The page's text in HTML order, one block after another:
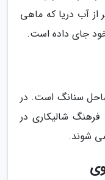
آب با 500 هزار لیتر از آب دریا که ماهی
جای داده است.
ساحل سنانگ است. در
شالیکاری در
شوند.